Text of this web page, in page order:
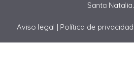
Santa Natalia.
Aviso legal | Política de privacidad